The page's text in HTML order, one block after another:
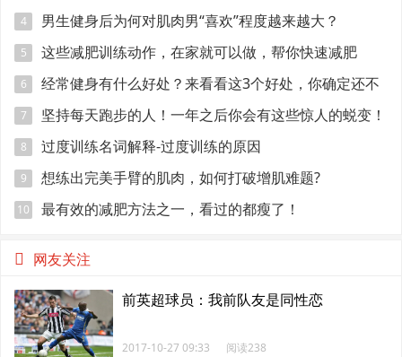
4 男生健身后为何对肌肉男“喜欢”程度越来越大？
5 这些减肥训练动作，在家就可以做，帮你快速减肥
6
经常健身有什么好处？来看看这3个好处，你确定还不
加入吗？
7 坚持每天跑步的人！一年之后你会有这些惊人的蜕变！
8 过度训练名词解释-过度训练的原因
9 想练出完美手臂的肌肉，如何打破增肌难题?
10 最有效的减肥方法之一，看过的都瘦了！
网友关注
前英超球员：我前队友是同性恋
2017-10-27 09:33 阅读238